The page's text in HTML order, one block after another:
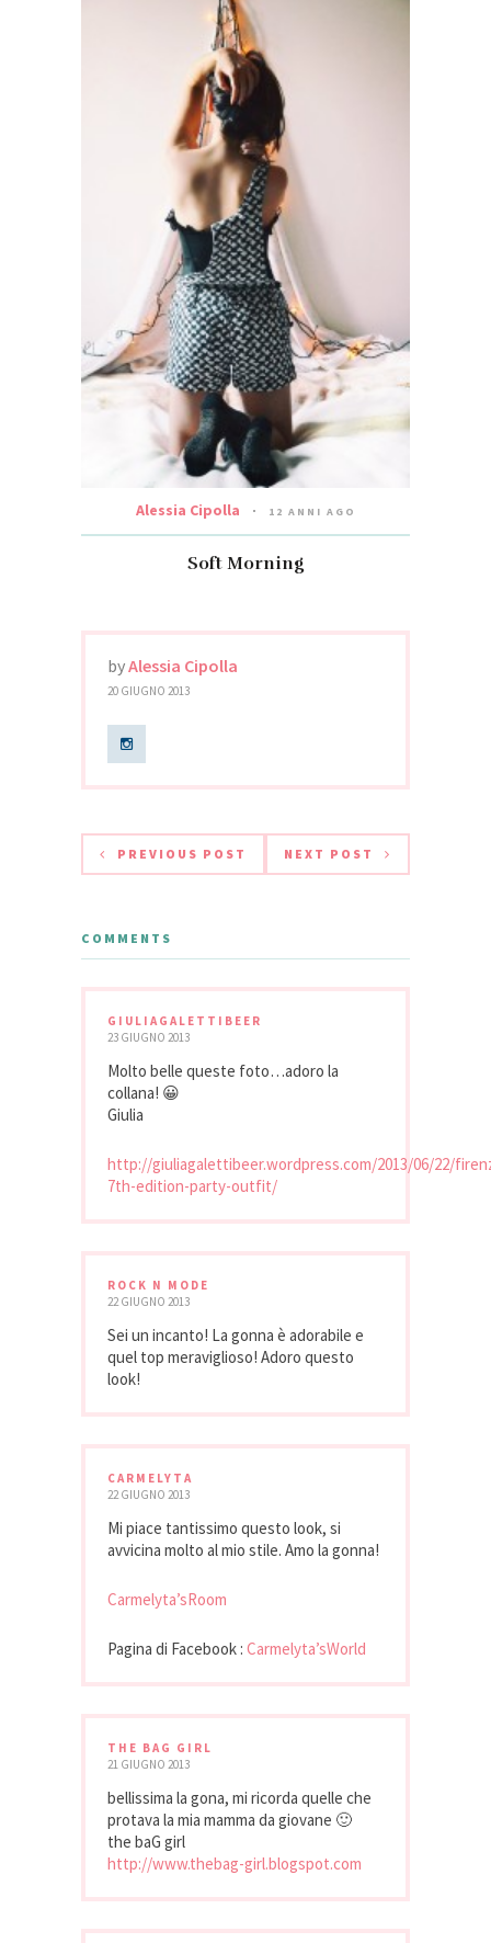
Alessia Cipolla 12 ANNI AGO
Soft Morning
byAlessia Cipolla
20 GIUGNO 2013
PREVIOUS POST NEXT POST
COMMENTS
GIULIAGALETTIBEER
23 GIUGNO 2013
Molto belle queste foto…adoro la
collana! 😀
Giulia
http://giuliagalettibeer.wordpress.com/2013/06/22/
7th-edition-party-outfit/
ROCK N MODE
22 GIUGNO 2013
Sei un incanto! La gonna è adorabile e
quel top meraviglioso! Adoro questo
look!
CARMELYTA
22 GIUGNO 2013
Mi piace tantissimo questo look, si
avvicina molto al mio stile. Amo la gonna!
Carmelyta’sRoom
Pagina di Facebook : Carmelyta’sWorld
THE BAG GIRL
21 GIUGNO 2013
bellissima la gona, mi ricorda quelle che
protava la mia mamma da giovane 🙂
the baG girl
http://www.thebag-girl.blogspot.com